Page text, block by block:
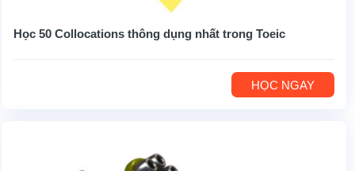
Học 50 Collocations thông dụng nhất trong Toeic
HỌC NGAY